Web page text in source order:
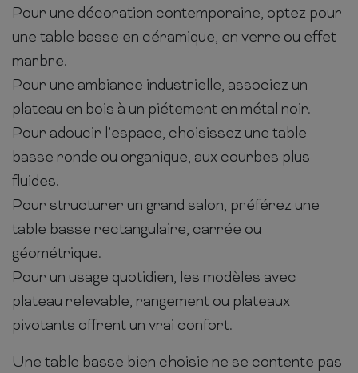
Pour une décoration contemporaine, optez pour
une table basse en céramique, en verre ou effet
marbre.
Pour une ambiance industrielle, associez un
plateau en bois à un piétement en métal noir.
Pour adoucir l’espace, choisissez une table
basse ronde ou organique, aux courbes plus
fluides.
Pour structurer un grand salon, préférez une
table basse rectangulaire, carrée ou
géométrique.
Pour un usage quotidien, les modèles avec
plateau relevable, rangement ou plateaux
pivotants offrent un vrai confort.
Une table basse bien choisie ne se contente pas